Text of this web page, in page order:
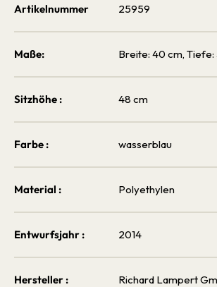
Artikelnummer 25959
Maße: Breite: 40 cm, Tiefe:
Sitzhöhe : 48 cm
Farbe : wasserblau
Material : Polyethylen
Entwurfsjahr : 2014
Hersteller :
Richard Lampert